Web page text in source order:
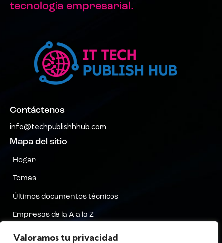
Valoramos tu privacidad
tecnología empresarial.
Contáctenos
info@techpublishhhub.com
Mapa del sitio
Hogar
Temas
Últimos documentos técnicos
Empresas de la A a la Z
Contáctenos